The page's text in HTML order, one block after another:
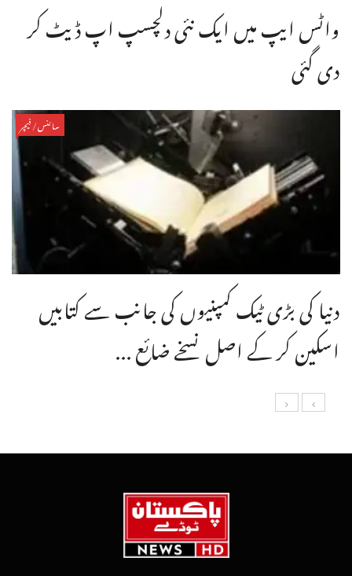
واٹس ایپ میں ایک نئی دلچسپ اپ ڈیٹ کر
دی گئی
سائنس/فیچر
دنیا کی بڑی ٹیک کمپنیوں کی جانب سے کتابیں
اسکین کر کے اصل نسخے ضائع ...